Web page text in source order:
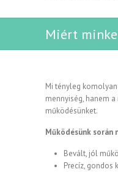
Miért
Mi tényleg
mennyiség, hanem
működésünket.
Működésünk
Bevált, jól
Precíz, gondos